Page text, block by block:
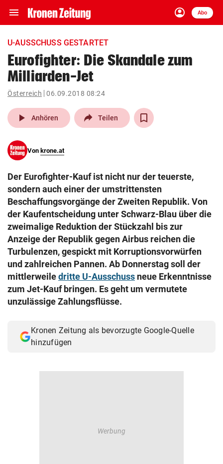
menu Navigation
ein-/ausklappen
account_circle
Anmelden
Abo
close Schließen
account_circle Anmelden
pin_drop
Wien arrow_right
search
eingeben
© Krone Multimedia GmbH & Co KG 2026
Muthgasse 2, 1190 Wien
U-AUSSCHUSS GESTARTET
Eurofighter: Die Skandale zum
Milliarden-Jet
Österreich 06.09.2018 08:24
play_arrow Anhören Teilen
Von krone.at
Der Eurofighter-Kauf ist nicht nur der teuerste,
sondern auch einer der umstrittensten
Beschaffungsvorgänge der Zweiten Republik. Von
der Kaufentscheidung unter Schwarz-Blau über die
zweimalige Reduktion der Stückzahl bis zur
Anzeige der Republik gegen Airbus reichen die
Turbulenzen, gespickt mit Korruptionsvorwürfen
und zahlreichen Pannen. Ab Donnerstag soll der
mittlerweiledritte U-Ausschuss neue Erkenntnisse
zum Jet-Kauf bringen. Es geht um vermutete
unzulässige Zahlungsflüsse.
Kronen Zeitung als bevorzugte Google-Quelle
hinzufügen